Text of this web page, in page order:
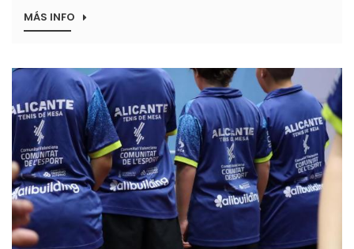
MÁS INFO SOBRE
NOVALIGEPRO
COMO
CONSTRUCTORA
DE
SU
PROMOCIÓN
SAN
JUAN
COLLECTION
DE
161
VIVIENDAS
Imagen